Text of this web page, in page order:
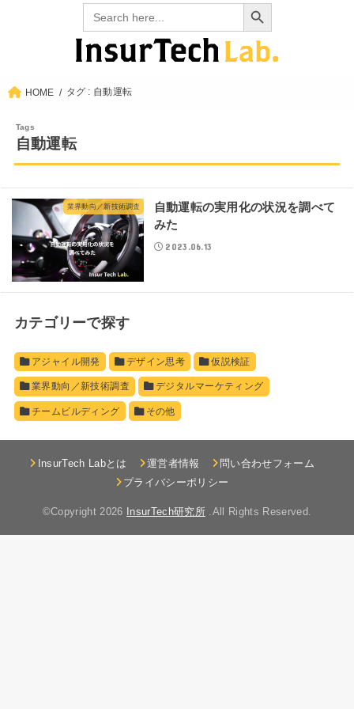
Search
for:
HOME タグ : 自動運転
自動運転
業界動向／新技術調査
自動運転の実用化の状況を調べて
みた
2023.06.13
カテゴリーで探す
アジャイル開発 デザイン思考 仮説検証
業界動向／新技術調査 デジタルマーケティング
チームビルディング その他
InsurTech Labとは 運営者情報
問い合わせフォーム
プライバシーポリシー
©Copyright 2026 InsurTech研究所.All Rights Reserved.